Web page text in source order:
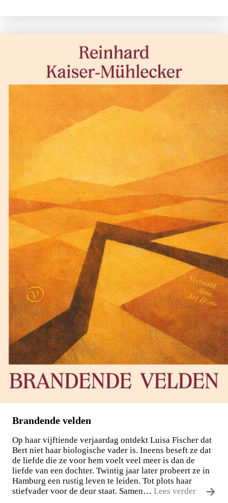
Lewis Carroll
De klopjacht op de sneer
17,50
BESTEL
Brandende velden
Op haar vijftiende verjaardag ontdekt Luisa Fischer dat
Bert niet haar biologische vader is. Ineens beseft ze dat
de liefde die ze voor hem voelt veel meer is dan de
liefde van een dochter. Twintig jaar later probeert ze in
Hamburg een rustig leven te leiden. Tot plots haar
stiefvader voor de deur staat. Samen… Lees verder